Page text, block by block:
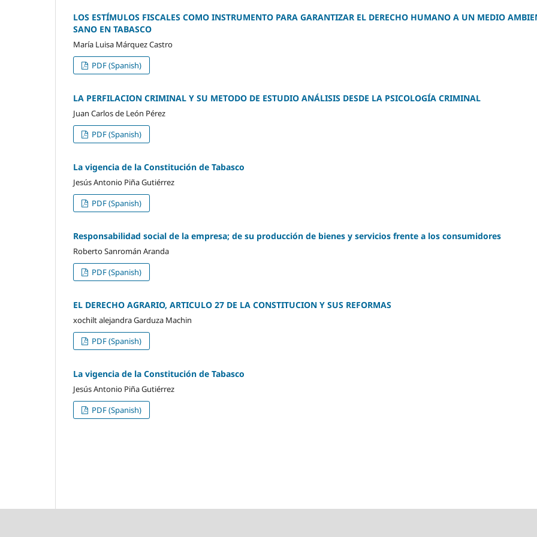
LOS ESTÍMULOS FISCALES COMO INSTRUMENTO PARA GARANTIZAR EL DERECHO HUMANO A UN MEDIO
SANO EN TABASCO
María Luisa Márquez Castro
PDF (Spanish)
LA PERFILACION CRIMINAL Y SU METODO DE ESTUDIO ANÁLISIS DESDE LA PSICOLOGÍA CRIMINAL
Juan Carlos de León Pérez
PDF (Spanish)
La vigencia de la Constitución de Tabasco
Jesús Antonio Piña Gutiérrez
PDF (Spanish)
Responsabilidad social de la empresa; de su producción de bienes y servicios frente a los consumidores
Roberto Sanromán Aranda
PDF (Spanish)
EL DERECHO AGRARIO, ARTICULO 27 DE LA CONSTITUCION Y SUS REFORMAS
xochilt alejandra Garduza Machin
PDF (Spanish)
La vigencia de la Constitución de Tabasco
Jesús Antonio Piña Gutiérrez
PDF (Spanish)